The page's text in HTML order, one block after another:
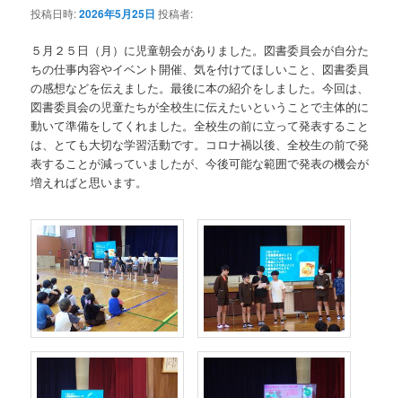
投稿日時:2026年5月25日 投稿者:
５月２５日（月）に児童朝会がありました。図書委員会が自分た
ちの仕事内容やイベント開催、気を付けてほしいこと、図書委員
の感想などを伝えました。最後に本の紹介をしました。今回は、
図書委員会の児童たちが全校生に伝えたいということで主体的に
動いて準備をしてくれました。全校生の前に立って発表すること
は、とても大切な学習活動です。コロナ禍以後、全校生の前で発
表することが減っていましたが、今後可能な範囲で発表の機会が
増えればと思います。